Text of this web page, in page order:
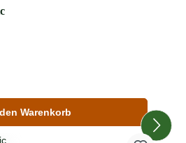
Warenkorb